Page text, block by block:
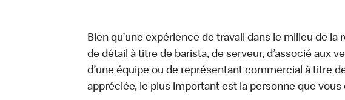
Bien qu’une expérience de travail dans le milieu de
de détail à titre de barista, de serveur, d’associé aux
d’une équipe ou de représentant commercial à titre
appréciée, le plus important est la personne que vous